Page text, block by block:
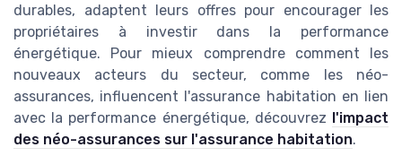
durables, adaptent leurs offres pour encourager les
propriétaires à investir dans la performance
énergétique. Pour mieux comprendre comment les
nouveaux acteurs du secteur, comme les néo-
assurances, influencent l'assurance habitation en lien
avec la performance énergétique, découvrez l'impact
des néo-assurances sur l'assurance habitation.